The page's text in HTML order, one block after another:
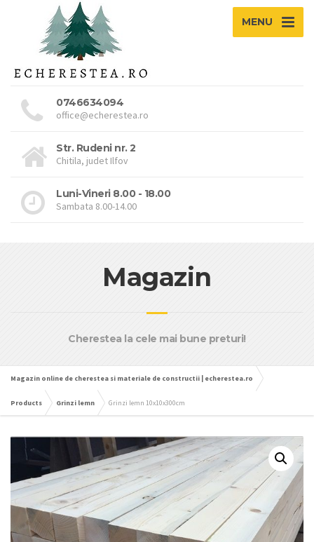
MENU
0746634094
office@echerestea.ro
Str. Rudeni nr. 2
Chitila, judet Ilfov
Luni-Vineri 8.00 - 18.00
Sambata 8.00-14.00
Magazin
Cherestea la cele mai bune preturi!
Magazin online de cherestea si materiale de constructii | echerestea.ro
Products Grinzi lemn Grinzi lemn 10x10x300cm